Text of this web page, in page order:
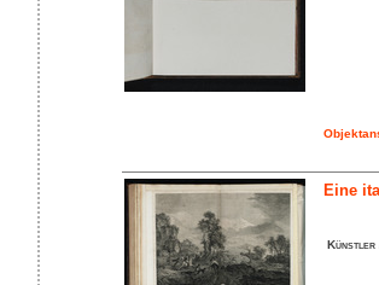
Eine
Künstler